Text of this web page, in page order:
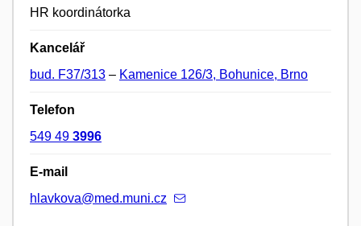
HR koordinátorka
Kancelář
bud. F37/313 – Kamenice 126/3, Bohunice, Brno
Telefon
549 49 3996
E-mail
hlavkova@med.muni.cz